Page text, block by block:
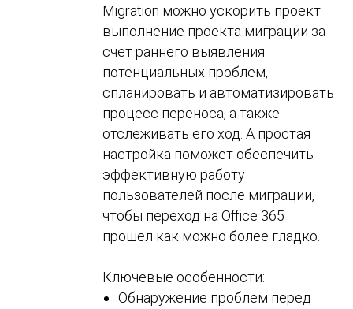
Migration можно ускорить проект
выполнение проекта миграции за
счет раннего выявления
потенциальных проблем,
спланировать и автоматизировать
процесс переноса, а также
отслеживать его ход. А простая
настройка поможет обеспечить
эффективную работу
пользователей после миграции,
чтобы переход на Office 365
прошел как можно более гладко.
Ключевые особенности:
Обнаружение проблем перед